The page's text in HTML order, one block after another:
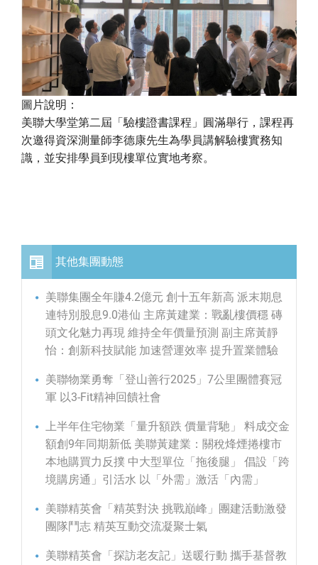
圖片說明：
美聯大學堂第二屆「驗樓證書課程」圓滿舉行，課程再
次邀得資深測量師李德康先生為學員講解驗樓實務知
識，並安排學員到現樓單位實地考察。
其他集團動態
美聯集團全年賺4.2億元 創十五年新高 派末期息
連特別股息9.0港仙 主席黃建業：戰亂樓價穩 磚
頭文化魅力再現 維持全年價量預測 副主席黃靜
怡：創新科技賦能 加速營運效率 提升置業體驗
美聯物業勇奪「登山善行2025」7公里團體賽冠
軍 以3-Fit精神回饋社會
上半年住宅物業「量升額跌 價量背馳」 料成交金
額創9年同期新低 美聯黃建業：關稅烽煙捲樓市
本地購買力反撲 中大型單位「拖後腿」 倡設「跨
境購房通」引活水 以「外需」激活「內需」
美聯精英會「精英對決 挑戰巔峰」團建活動激發
團隊鬥志 精英互動交流凝聚士氣
美聯精英會「探訪老友記」送暖行動 攜手基督教